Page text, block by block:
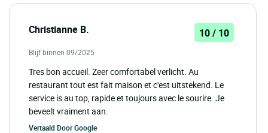
Christianne B. 10 / 10
Blijf binnen 09/2025
Tres bon accueil. Zeer comfortabel verlicht. Au
restaurant tout est fait maison et c'est uitstekend. Le
service is au top, rapide et toujours avec le sourire. Je
beveelt vraiment aan.
Vertaald DoorGoogle